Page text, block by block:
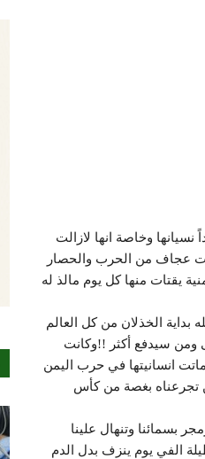
وخاصة انها لازالت
عجاف من الحرب والحصار
يقتات منها كل يوم مالذ له
بداية الخذلان من كل العالم
ومن سيدفع أكثر !!وكانت
انسانيتها في حرب اليمن
تجرعناه بغصة من كأس
بسمائنا وتنهال علينا
الفي يوم ينزف بدل الدم